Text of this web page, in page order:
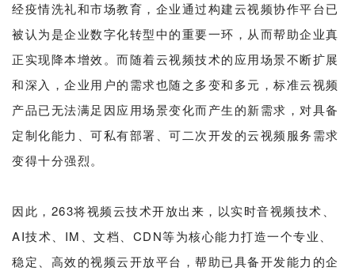
经疫情洗礼和市场教育，企业通过构建云视频协作平台已
被认为是企业数字化转型中的重要一环，从而帮助企业真
正实现降本增效。而随着云视频技术的应用场景不断扩展
和深入，企业用户的需求也随之多变和多元，标准云视频
产品已无法满足因应用场景变化而产生的新需求，对具备
定制化能力、可私有部署、可二次开发的云视频服务需求
变得十分强烈。
因此，263将视频云技术开放出来，以实时音视频技术、
AI技术、IM、文档、CDN等为核心能力打造一个专业、
稳定、高效的视频云开放平台，帮助已具备开发能力的企